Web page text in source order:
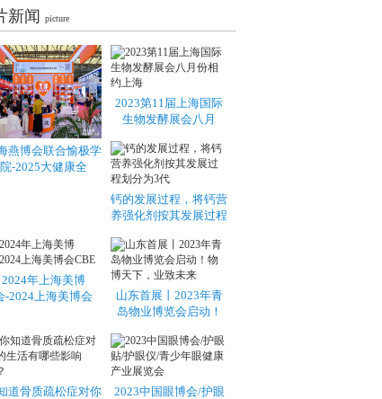
新闻 picture
燕博会联合愉极学
院-2025大健康全
2023第11届上海国际
生物发酵展会八月
钙的发展过程，将钙营
养强化剂按其发展过程
2024年上海美博
-2024上海美博会
山东首展丨2023年青
岛物业博览会启动！
道骨质疏松症对你
2023中国眼博会/护眼